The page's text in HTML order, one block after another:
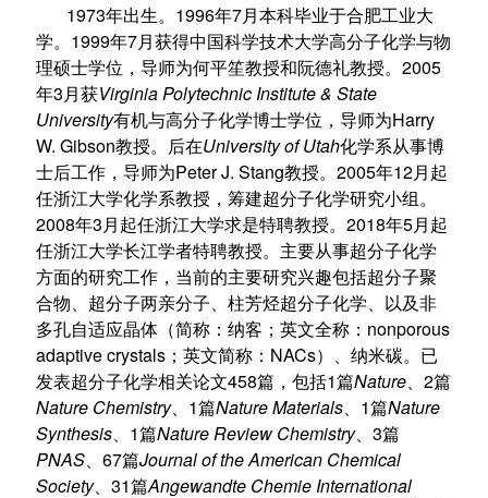
1973年出生。 1996年7月本科毕业于合肥工业大
学。 1999年7月获得中国科学技术大学高分子化学与物
理硕士学位，导师为何平笙教授和阮德礼教授。 2005
年3 月获Virginia Polytechnic Institute & State
University有机与高分子化学博士学位，导师为Harry
W. Gibson教授。后在University of Utah化学系从事博
士后工作，导师为Peter J. Stang教授。 2005年12月起
任浙江大学化学系教授，筹建超分子化学研究小组。
2008年3 月起任浙江大学求是特聘教授。 2018年5月起
任浙江大学长江学者特聘教授。主要从事超分子化学
方面的研究工作，当前的主要研究兴趣包括超分子聚
合物、超分子两亲分子、柱芳烃超分子化学、以及非
多孔自适应晶体（简称：纳客；英文全称： nonporous
adaptive crystals；英文简称： NACs）、纳米碳。已
发表超分子化学相关论文458篇，包括1篇Nature、 2篇
Nature Chemistry、 1篇Nature Materials、 1篇Nature
Synthesis、 1篇Nature Review Chemistry、 3篇
PNAS、 67篇Journal of the American Chemical
Society、 31篇Angewandte Chemie International